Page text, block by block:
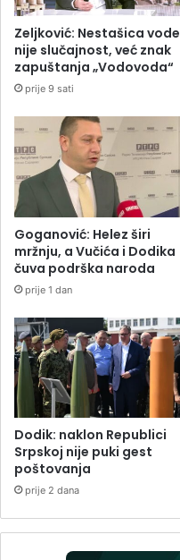
Zeljković: Nestašica vode
nije slučajnost, već znak
zapuštanja „Vodovoda“
prije 9 sati
Goganović: Helez širi
mržnju, a Vučića i Dodika
čuva podrška naroda
prije 1 dan
Dodik: naklon Republici
Srpskoj nije puki gest
poštovanja
prije 2 dana